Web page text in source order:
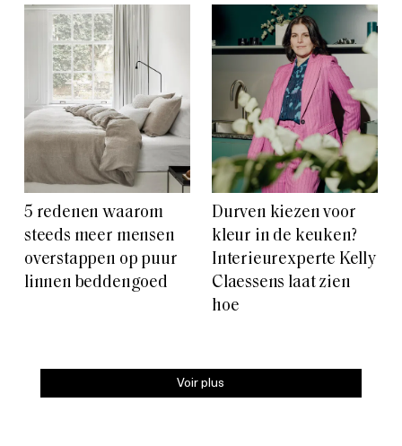
5 redenen waarom
steeds meer mensen
overstappen op puur
linnen beddengoed
Durven kiezen voor
kleur in de keuken?
Interieurexperte Kelly
Claessens laat zien
hoe
Voir plus